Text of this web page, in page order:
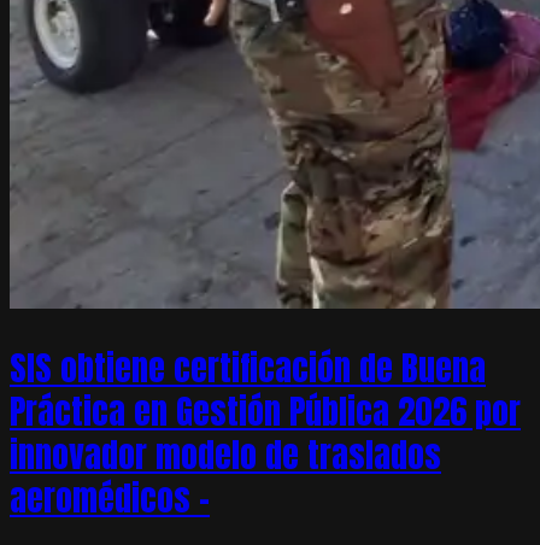
SIS obtiene certificación de Buena
Práctica en Gestión Pública 2026 por
innovador modelo de traslados
aeromédicos –